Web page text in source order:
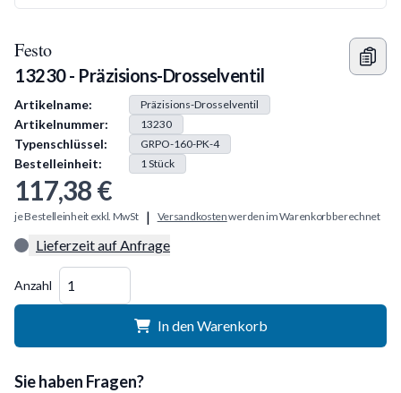
Festo
13230 - Präzisions-Drosselventil
Produkt Information
Artikelname: Präzisions-Drosselventil
Artikelnummer: 13230
Typenschlüssel: GRPO-160-PK-4
Bestelleinheit: 1Stück
117,38 €
je Bestelleinheit exkl. MwSt | Versandkostenwerden im Warenkorb berechnet
Lieferzeit auf Anfrage
Anzahl
In den Warenkorb
Sie haben Fragen?